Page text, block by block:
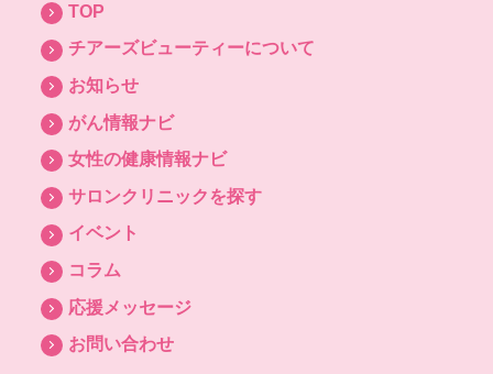
TOP
チアーズビューティーについて
お知らせ
がん情報ナビ
女性の健康情報ナビ
サロンクリニックを探す
イベント
コラム
応援メッセージ
お問い合わせ